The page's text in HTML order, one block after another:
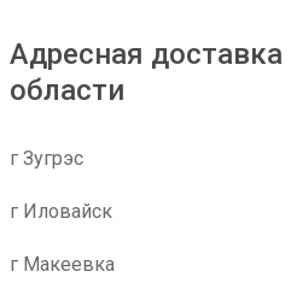
Адресная
области
г Зугрэс
г Иловайск
г Макеевка